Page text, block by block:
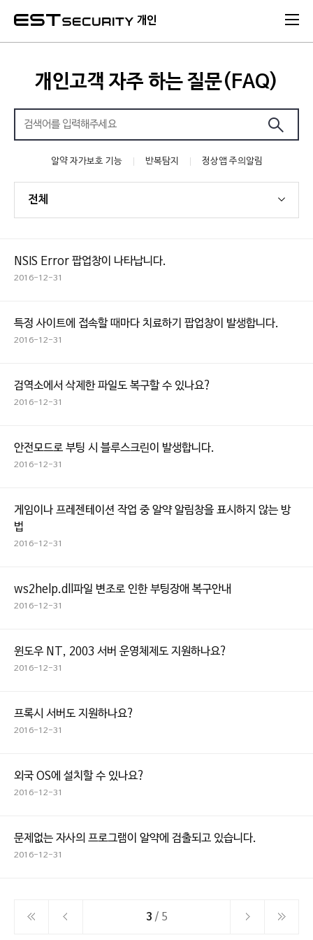
개인
개인고객 자주 하는 질문(FAQ)
알약 자가보호 기능 반복탐지 정상앱 주의알림
전체
NSIS Error 팝업창이 나타납니다.
2016-12-31
특정 사이트에 접속할 때마다 치료하기 팝업창이 발생합니다.
2016-12-31
검역소에서 삭제한 파일도 복구할 수 있나요?
2016-12-31
안전모드로 부팅 시 블루스크린이 발생합니다.
2016-12-31
게임이나 프레젠테이션 작업 중 알약 알림창을 표시하지 않는 방
법
2016-12-31
ws2help.dll파일 변조로 인한 부팅장애 복구안내
2016-12-31
윈도우 NT, 2003 서버 운영체제도 지원하나요?
2016-12-31
프록시 서버도 지원하나요?
2016-12-31
외국 OS에 설치할 수 있나요?
2016-12-31
문제없는 자사의 프로그램이 알약에 검출되고 있습니다.
2016-12-31
3 / 5